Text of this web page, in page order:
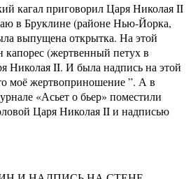
кагал приговорил Царя Николая II
в Бруклине (районе Нью-Йорка,
выпущена открытка. На этой
капорес (жертвенный петух в
Николая II. И была надпись на этой
моё жертвоприношение ”. А в
«Асьет о бьер» поместили
Царя Николая II и надписью